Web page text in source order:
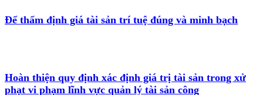
Để thẩm định giá tài sản trí tuệ đúng và minh bạch
Hoàn thiện quy định xác định giá trị tài sản trong xử
phạt vi phạm lĩnh vực quản lý tài sản công